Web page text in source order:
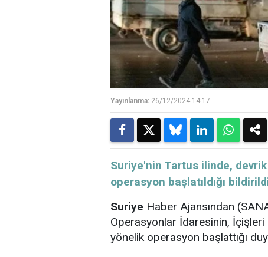
Yayınlanma: 26/12/2024 14:17
Suriye'nin Tartus ilinde,
operasyon başlatıldığı
Suriye Haber Ajansından
Operasyonlar İdaresinin, İçişleri
yönelik operasyon başlattığı